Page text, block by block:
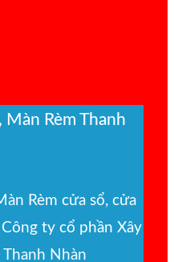
Màn Rèm Thanh
Rèm cửa sổ, cửa
ty cổ phần Xây
Nhàn